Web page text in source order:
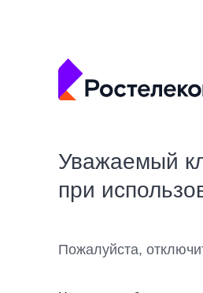
Уважаемый
при
Пожалуйста,